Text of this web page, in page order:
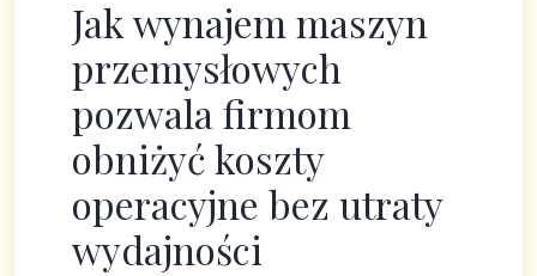
Jak wynajem maszyn
przemysłowych
pozwala firmom
obniżyć koszty
operacyjne bez utraty
wydajności